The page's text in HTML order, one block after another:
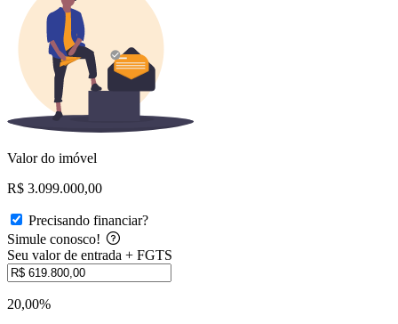
Valor do imóvel
R$ 3.099.000,00
Precisando financiar?
Simule conosco!
Seu valor de entrada + FGTS
20,00%